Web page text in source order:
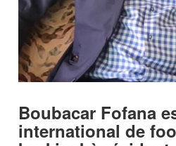
Boubacar Fofana
international de